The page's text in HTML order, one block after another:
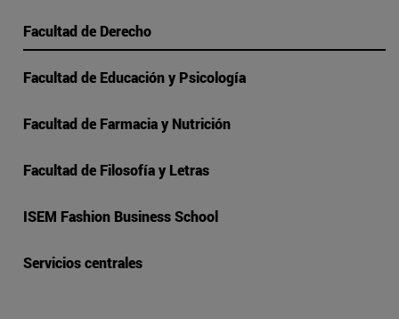
Facultad de Derecho
Facultad de Educación y Psicología
Facultad de Farmacia y Nutrición
Facultad de Filosofía y Letras
ISEM Fashion Business School
Servicios centrales